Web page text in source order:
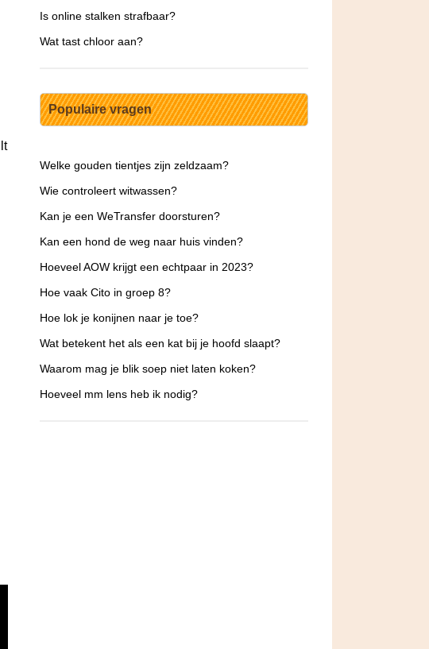
Is online stalken strafbaar?
Wat tast chloor aan?
Populaire vragen
Welke gouden tientjes zijn zeldzaam?
Wie controleert witwassen?
Kan je een WeTransfer doorsturen?
Kan een hond de weg naar huis vinden?
Hoeveel AOW krijgt een echtpaar in 2023?
Hoe vaak Cito in groep 8?
Hoe lok je konijnen naar je toe?
Wat betekent het als een kat bij je hoofd slaapt?
Waarom mag je blik soep niet laten koken?
Hoeveel mm lens heb ik nodig?